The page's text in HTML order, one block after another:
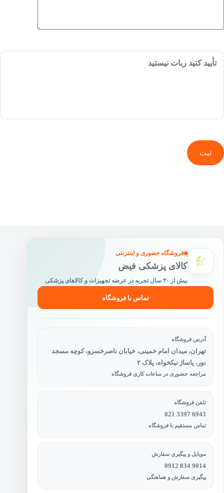
تأیید کنید ربات نیستید
ثبت
فروشگاه حضوری و اینترنتی
کالای پزشکی فیض
بیش از ۴۰ سال تجربه در عرضه تجهیزات و کالاهای پزشکی
تماس با فروشگاه
آدرس فروشگاه
تهران، میدان امام خمینی، خیابان ناصرخسرو، کوچه مسجد
نور، پاساژ نیکخواه، پلاک ۲
مراجعه حضوری در ساعات کاری فروشگاه
تلفن فروشگاه
021 3397 6943
تماس مستقیم با فروشگاه
موبایل و پیگیری سفارش
0912 834 9014
پیگیری سفارش و هماهنگی